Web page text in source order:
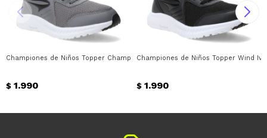
Championes de Niños Topper Championes Wind Iv Mesh Velcro Topper -
$ 1.990
Championes de Niños Topper Wind
$ 1.990